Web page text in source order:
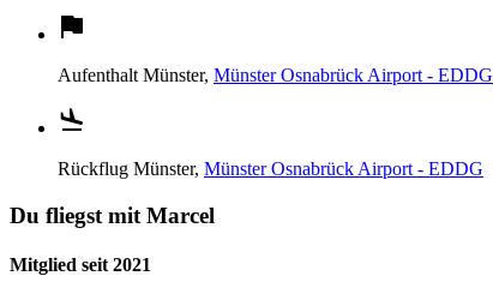
Aufenthalt Münster, Münster Osnabrück Airport - EDDG
Rückflug Münster, Münster Osnabrück Airport - EDDG
Du fliegst mit Marcel
Mitglied seit 2021